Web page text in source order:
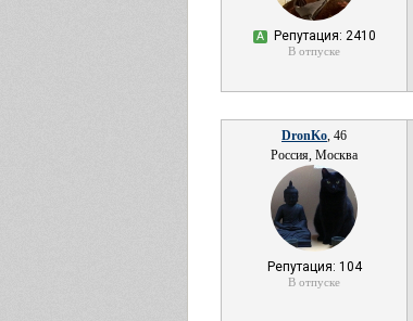
А Репутация: 2410
В отпуске
DronKo, 46
Россия, Москва
Репутация: 104
В отпуске